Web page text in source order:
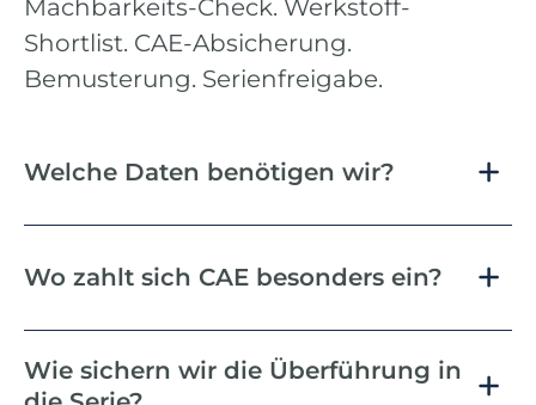
Machbarkeits-Check. Werkstoff-
Shortlist. CAE-Absicherung.
Bemusterung. Serienfreigabe.
Welche Daten benötigen wir?
Wo zahlt sich CAE besonders ein?
Wie sichern wir die Überführung in